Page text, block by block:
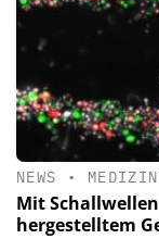
NEWS •
Mit
hergestelltem